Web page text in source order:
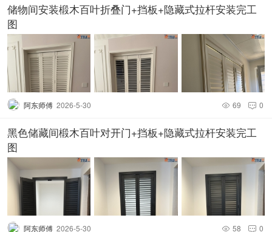
储物间安装椴木百叶折叠门+挡板+隐藏式拉杆安装完工
图
阿东师傅 2026-5-30  0
 69
黑色储藏间椴木百叶对开门+挡板+隐藏式拉杆安装完工
图
阿东师傅 2026-5-30  0
 58